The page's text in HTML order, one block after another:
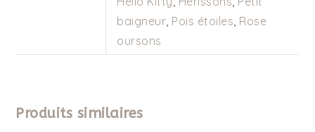
baigneur, Pois étoiles, Rose
oursons
Produits similaires